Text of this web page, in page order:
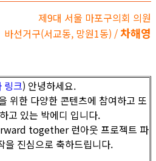
제9대 서울 마포구의회 의원
바선거구(서교동, 망원1동) /차해영
링크) 안녕하세요.
위한 다양한 콘텐츠에 참여하고 또
고 있는 박에디 입니다.
together 런아웃 프로젝트 파
을 진심으로 축하드립니다.